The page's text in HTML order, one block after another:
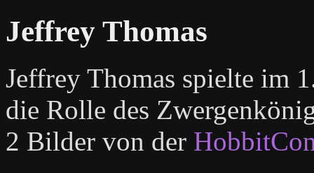
Jeffrey Thomas
Jeffrey Thomas spielte im
die Rolle des
2 Bilder von der